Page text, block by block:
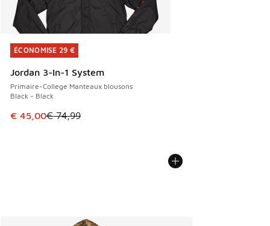
ÉCONOMISE 29 €
Jordan 3-In-1 System
Primaire-College Manteaux blousons
Black - Black
Cet article est en promotion. Prix en baisse de € 74,99 à
€ 45,00€ 74,99
ÉCONOMISE 29 €